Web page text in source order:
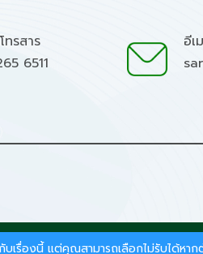
ทรสาร
6511
อีเ
เรื่องนี้ แต่คุณสามารถเลือกไม่รับได้หา